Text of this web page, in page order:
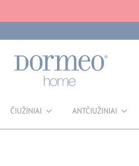
ČIUŽINIAI ANTČIUŽINIAI